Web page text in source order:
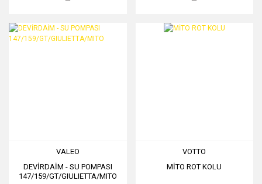
VALEO
DEVİRDAİM - SU POMPASI
147/159/GT/GIULIETTA/MITO
VOTTO
MİTO ROT KOLU